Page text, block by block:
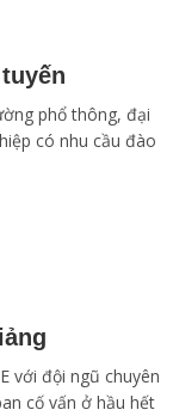
phổ thông, đại
có nhu cầu đào
với đội ngũ chuyên
cố vấn ở hầu hết